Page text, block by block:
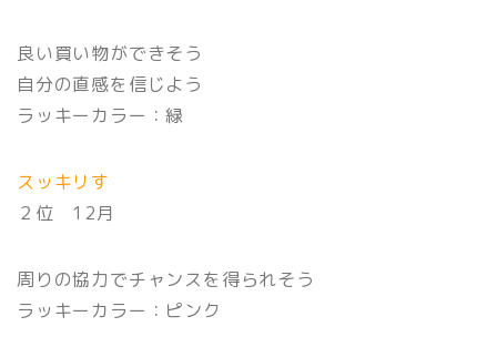
良い買い物ができそう
自分の直感を信じよう
ラッキーカラー：緑
スッキリす
２位 12月
周りの協力でチャンスを得られそう
ラッキーカラー：ピンク